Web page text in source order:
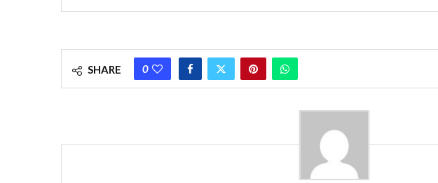
SHARE 0